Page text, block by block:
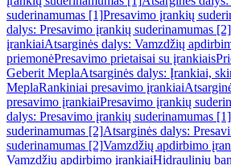
suderinamumas [1]Presavimo įrankių
dalys: Presavimo įrankių suderinamumas [2]
įrankiaiAtsarginės dalys: Vamzdžių
priemonėPresavimo prietaisai su įrankiais
Geberit MeplaAtsarginės dalys: Įrankiai,
MeplaRankiniai presavimo įrankiai
presavimo įrankiaiPresavimo įrankių
dalys: Presavimo įrankių suderinamumas [1]
suderinamumas [2]Atsarginės dalys:
suderinamumas [2]Vamzdžių apdirbimo
Vamzdžių apdirbimo įrankiaiHidraulinių